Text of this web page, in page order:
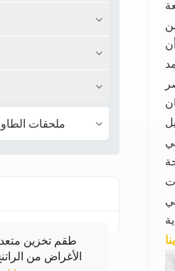
ملحقات
طقم تخزين
الأغراض من